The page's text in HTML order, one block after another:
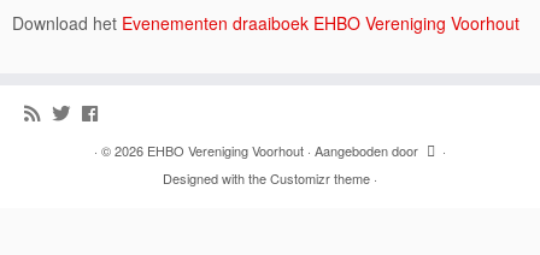
Download het Evenementen draaiboek EHBO Vereniging Voorhout
· © 2026 EHBO Vereniging Voorhout · Aangeboden door
·
Designed with theCustomizr theme ·